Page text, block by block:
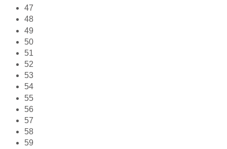
47
48
49
50
51
52
53
54
55
56
57
58
59